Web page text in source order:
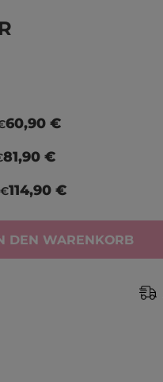
60,90 €
81,90 €
114,90 €
DEN WARENKORB